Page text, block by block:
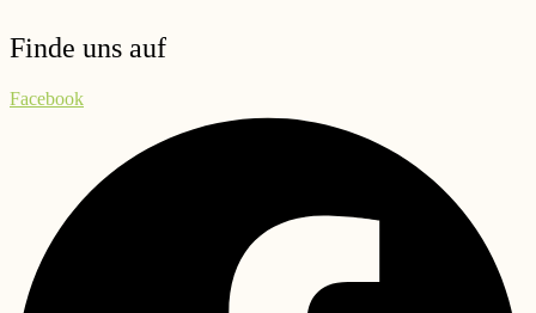
Finde uns auf
Facebook